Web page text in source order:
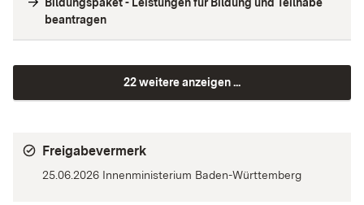
beantragen
22 weitere anzeigen ...
Freigabevermerk
25.06.2026 Innenministerium Baden-Württemberg